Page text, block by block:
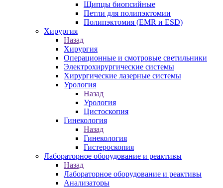
Щипцы биопсийные
Петли для полипэктомии
Полипэктомия (EMR и ESD)
Хирургия
Назад
Хирургия
Операционные и смотровые светильники
Электрохирургические системы
Хирургические лазерные системы
Урология
Назад
Урология
Цистоскопия
Гинекология
Назад
Гинекология
Гистероскопия
Лабораторное оборудование и реактивы
Назад
Лабораторное оборудование и реактивы
Анализаторы